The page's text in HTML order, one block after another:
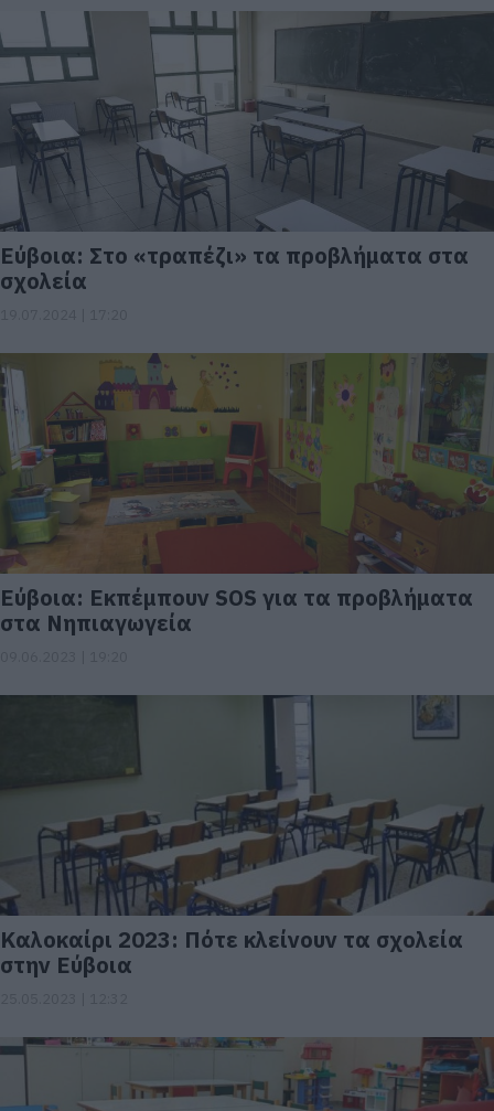
Εύβοια: Στο «τραπέζι» τα προβλήματα στα
σχολεία
Εύβοια: Εκπέμπουν SOS για τα προβλήματα
στα Νηπιαγωγεία
Καλοκαίρι 2023: Πότε κλείνουν τα σχολεία
στην Εύβοια